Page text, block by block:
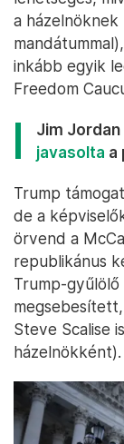
a
inkább egyik
Freedom
Jim
javasolta a
Trump
de a
örvend a
republikánus
Trump-
Steve Scalise
házelnökként).